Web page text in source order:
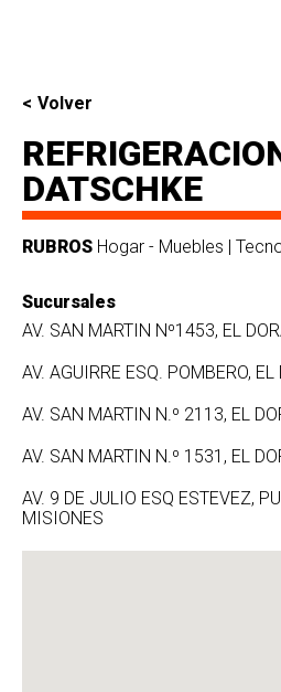
Volver
DATSCHKE
RUBROS Hogar - Muebles
Sucursales
AV. SAN MARTIN Nº1453, EL
AV. AGUIRRE ESQ. POMBERO,
AV. SAN MARTIN N.º 2113, EL
AV. SAN MARTIN N.º 1531, EL
AV. 9 DE JULIO ESQ ESTEVEZ,
MISIONES